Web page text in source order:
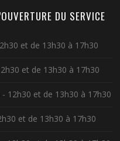
DU SERVICE
et de 13h30 à 17h30
et de 13h30 à 17h30
12h30 et de 13h30 à 17h30
et de 13h30 à 17h30